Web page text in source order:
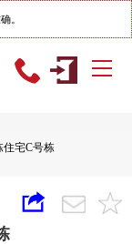
。
住宅C号栋